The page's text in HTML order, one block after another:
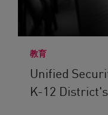
教育
Unified
K-12